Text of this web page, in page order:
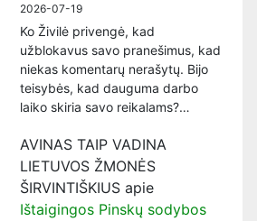
2026-07-19
Ko Živilė privengė, kad
užblokavus savo pranešimus, kad
niekas komentarų nerašytų. Bijo
teisybės, kad dauguma darbo
laiko skiria savo reikalams?…
AVINAS TAIP VADINA
LIETUVOS ŽMONĖS
ŠIRVINTIŠKIUS apie
Ištaigingos Pinskų sodybos